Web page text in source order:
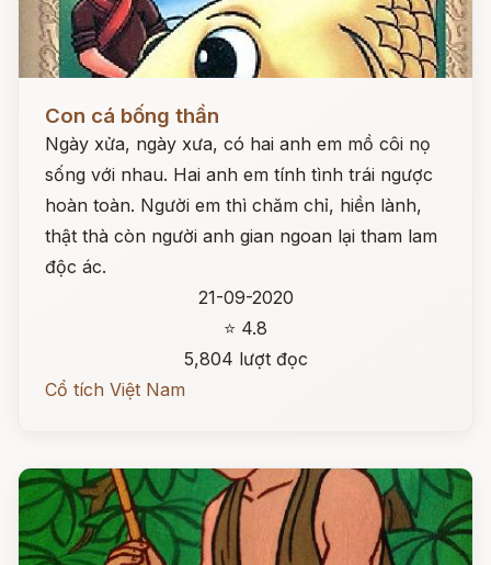
Con cá bống thần
Ngày xửa, ngày xưa, có hai anh em mồ côi nọ
sống với nhau. Hai anh em tính tình trái ngược
hoàn toàn. Người em thì chăm chỉ, hiền lành,
thật thà còn người anh gian ngoan lại tham lam
độc ác.
21-09-2020
⭐ 4.8
5,804 lượt đọc
Cổ tích Việt Nam